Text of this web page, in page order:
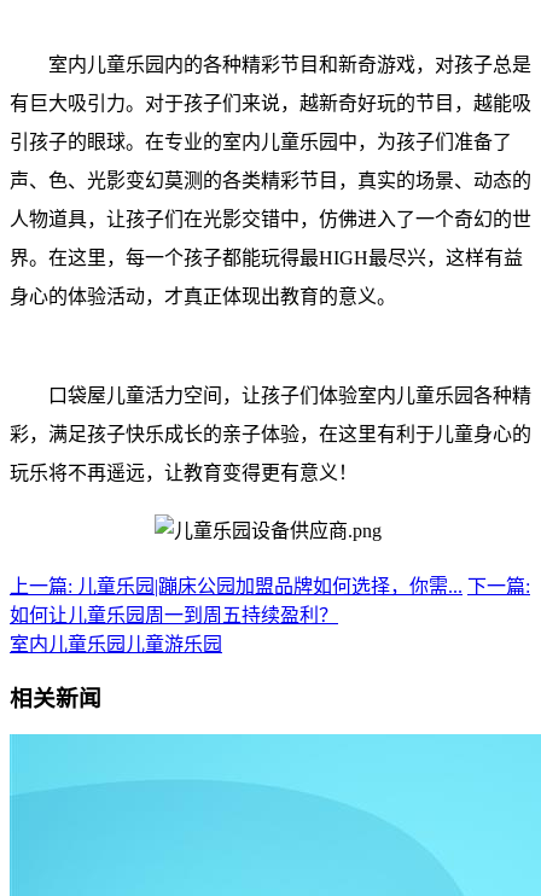
室内儿童乐园 内的各种精彩节目和新奇游戏，对孩子总是
有巨大吸引力。对于孩子们来说，越新奇好玩的节目，越能吸
引孩子的眼球。在专业的室内儿童乐园中，为孩子们准备了
声、色、光影变幻莫测的各类精彩节目，真实的场景、动态的
人物道具，让孩子们在光影交错中，仿佛进入了一个奇幻的世
界。在这里，每一个孩子都能玩得最HIGH最尽兴，这样有益
身心的体验活动，才真正体现出教育的意义。
口袋屋儿童活力空间，让孩子们体验室内儿童乐园各种精
彩，满足孩子快乐成长的亲子体验，在这里有利于儿童身心的
玩乐将不再遥远，让教育变得更有意义！
上一篇: 儿童乐园|蹦床公园加盟品牌如何选择，你需... 下一篇:
如何让儿童乐园周一到周五持续盈利？
室内儿童乐园 儿童游乐园
相关新闻